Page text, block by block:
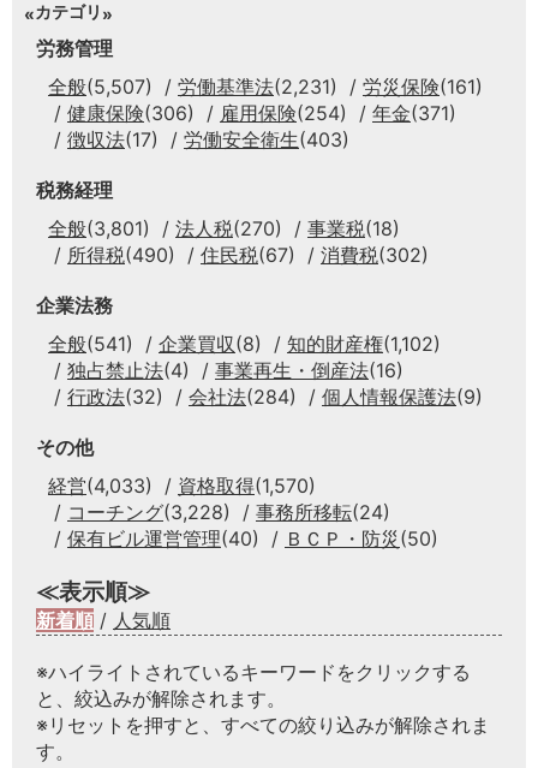
カテゴリ
労務管理
全般(5,507) 労働基準法(2,231) 労災保険(161)
健康保険(306) 雇用保険(254) 年金(371)
徴収法(17) 労働安全衛生(403)
税務経理
全般(3,801) 法人税(270) 事業税(18)
所得税(490) 住民税(67) 消費税(302)
企業法務
全般(541) 企業買収(8) 知的財産権(1,102)
独占禁止法(4) 事業再生・倒産法(16)
行政法(32) 会社法(284) 個人情報保護法(9)
その他
経営(4,033) 資格取得(1,570)
コーチング(3,228) 事務所移転(24)
保有ビル運営管理(40) ＢＣＰ・防災 (50)
≪表示順≫
新着順 / 人気順
※ハイライトされているキーワードをクリックする
と、絞込みが解除されます。
※リセットを押すと、すべての絞り込みが解除されま
す。